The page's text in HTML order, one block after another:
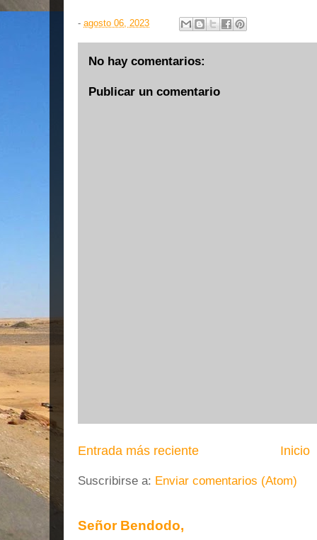
- agosto 06, 2023
No hay comentarios:
Publicar un comentario
Entrada más reciente Inicio
Suscribirse a: Enviar comentarios (Atom)
Señor Bendodo,